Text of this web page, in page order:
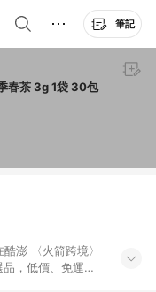
筆記
呵呵茶 三角立體茶包 四季春茶 3g 1袋 30包
澎 〈火箭跨境〉
，低價、免運，